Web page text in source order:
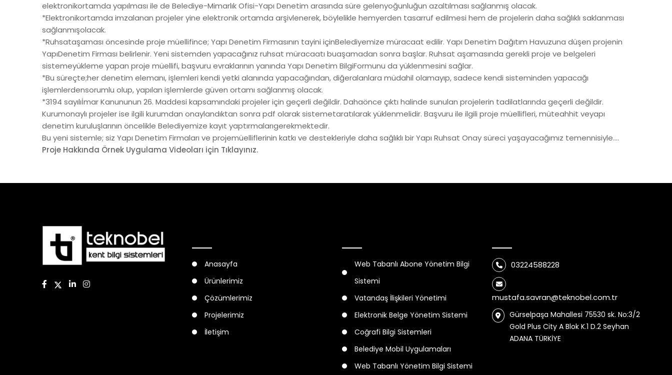
mustafa.savran@teknobel.com.tr
Gürselpaşa
Mahallesi
75530 sk.
No:3/2
Gold Plus
City A Blok
K.1 D.2
Seyhan
ADANA
TÜRKİYE
elektronikortamda yapılması ile de Belediye-Mimarlık Ofisi-Yapı Denetim arasında süre gelenyoğunluğun azaltılması sağlanmış olacak.
*Elektronikortamda imzalanan projeler yine elektronik ortamda arşivlenerek, böylelikle hemyerden tasarruf edilmesi hem de projelerin daha sağlıklı saklanması
sağlanmışolacak.
*Ruhsataşaması öncesinde proje müellifince; Yapı Denetim Firmasının tayini içinBelediyemize müracaat edilir. Yapı Denetim Dağıtım Havuzuna düşen projenin
YapıDenetim Firması belirlenir. Yeni sistemden yapacağınız ruhsat müracaatı buaşamadan sonra başlar. Ruhsat aşamasında gerekli proje ve belgeleri
sistemeyükleme yapan proje müellifi, başvuru evraklarının yanında Yapı Denetim BilgiFormunu da yüklenmesini sağlar.
*Bu süreçte;her denetim elemanı, işlemleri kendi yetki alanında yapacağından, diğeralanlara müdahil olamayıp, sadece kendi sisteminden yapacağı
işlemlerdensorumlu olup, yapılan işlemlerde güven ortamı sağlanmış olacak.
*3194 sayılıİmar Kanununun 26. Maddesi kapsamındaki projeler için geçerli değildir. Dahaönce çıktı halinde sunulan projelerin tadilatlarında geçerli değildir.
Kurumonaylı projeler ise ilgili kurumdan onaylandıktan sonra pdf olarak sistemetaratılarak yüklenmelidir. Başvuru ile ilgili proje müellifleri, müteahhit veyapı
denetim kuruluşlarının öncelikle Belediyemize kayıt yaptırmalarıgerekmektedir.
Bu yeni sistemle; siz Yapı Denetim Firmaları ve projemüelliflerinin katkı ve destekleriyle daha sağlıklı bir Yapı Ruhsat Onay süreci yaşayacağımız temennisiyle….
Proje Hakkında Örnek Uygulama Videoları için Tıklayınız.
Anasayfa
Ürünlerimiz
Çözümlerimiz
Projelerimiz
İletişim
Web Tabanlı Abone Yönetim Bilgi
Sistemi
Vatandaş İlişkileri Yönetimi
Elektronik Belge Yönetim Sistemi
Coğrafi Bilgi Sistemleri
Belediye Mobil Uygulamaları
Web Tabanlı Yönetim Bilgi Sistemi
03224588228
mustafa.savran@teknobel.com.tr
Gürselpaşa Mahallesi 75530 sk. No:3/2
Gold Plus City A Blok K.1 D.2 Seyhan
ADANA TÜRKİYE